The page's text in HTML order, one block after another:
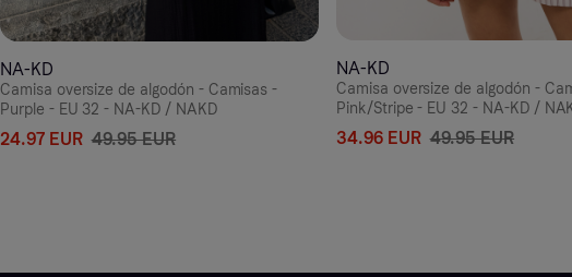
NA-KD
Camisa oversize de algodón - Camisas -
Purple - EU 32 - NA-KD / NAKD
24.97 EUR 49.95 EUR
NA-KD
Camisa oversize de algodón -
Pink/Stripe - EU 32 - NA-KD /
34.96 EUR 49.95 EUR